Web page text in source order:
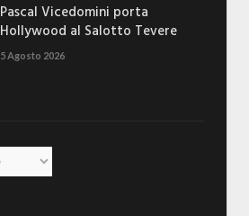
Pascal Vicedomini porta
Hollywood al Salotto Tevere
5 Agosto 2026